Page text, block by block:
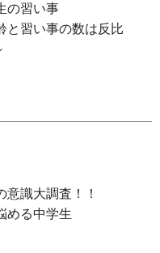
の習い事
と習い事の数は反比
意識大調査！！
める中学生